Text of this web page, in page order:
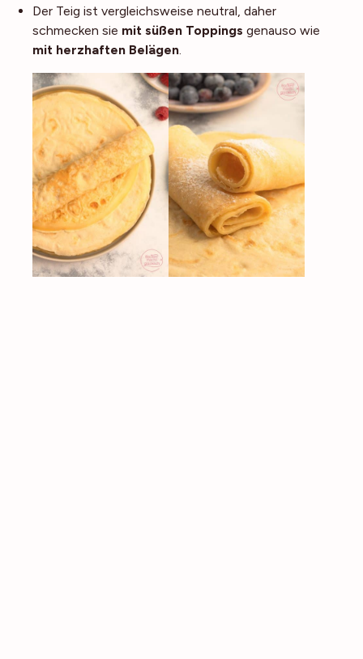
Der Teig ist vergleichsweise neutral, daher
schmecken sie mit süßen Toppings genauso wie
mit herzhaften Belägen.